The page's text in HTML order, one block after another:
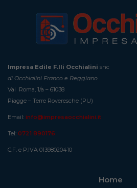
Impresa Edile F.lli Occhialini snc
di Occhialini Franco e Reggiano
Vai Roma, 1/a – 61038
Piagge – Terre Roveresche (PU)
Email: info@impresaocchialini.it
Tel: 0721 890176
C.F. e P.IVA 01398020410
Home